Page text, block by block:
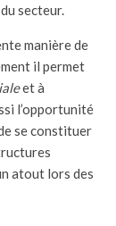
secteur.
manière de
il permet
et à
l’opportunité
se constituer
atout lors des